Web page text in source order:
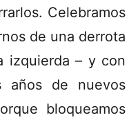
Celebramos
de una derrota
izquierda – y con
años de nuevos
bloqueamos